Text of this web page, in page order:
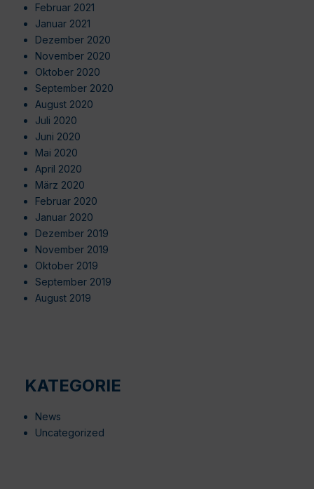
Februar 2021
Januar 2021
Dezember 2020
November 2020
Oktober 2020
September 2020
August 2020
Juli 2020
Juni 2020
Mai 2020
April 2020
März 2020
Februar 2020
Januar 2020
Dezember 2019
November 2019
Oktober 2019
September 2019
August 2019
KATEGORIE
News
Uncategorized